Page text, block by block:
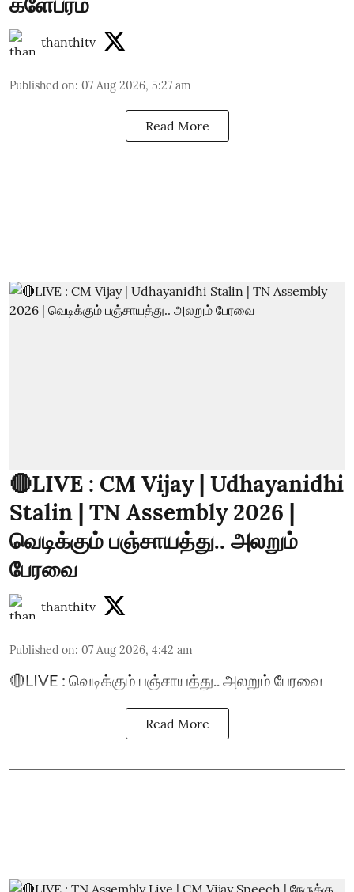
thanthitv
Published on: 07 Aug 2026, 5:27 am
Read More
🔴LIVE : CM Vijay | Udhayanidhi
Stalin | TN Assembly 2026 |
வெடிக்கும் பஞ்சாயத்து.. அலறும்
பேரவை
thanthitv
Published on: 07 Aug 2026, 4:42 am
🔴LIVE : வெடிக்கும் பஞ்சாயத்து.. அலறும் பேரவை
Read More